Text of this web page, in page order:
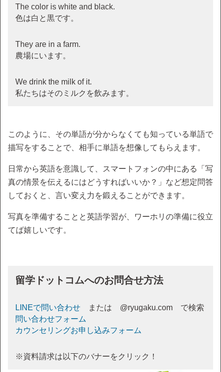
The color is white and black.
色は白と黒です。
They are in a farm.
農場にいます。
We drink the milk of it.
私たちはそのミルクを飲みます。
このように、その単語が分からなくても知っている単語で
描写をすることで、相手に単語を想像してもらえます。
日常から英語を意識して、スマートフォンの中にある「写
真の情景を伝えるにはどうすればいいか？」など想定問答
しておくと、言い変え力を鍛えることができます。
写真を準備することと英語学習が、ワーホリの準備に役立
てば嬉しいです。
留学ドットコムへのお問合せ方法
LINEで問い合わせ または @ryugaku.com で検索
問い合わせフォーム
カウンセリングお申し込みフォーム
※資料請求は以下のバナーをクリック！